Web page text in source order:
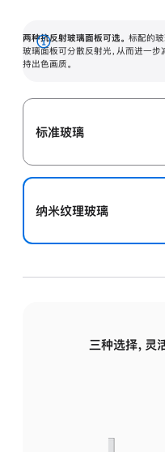
两种抗反射玻璃面板可选。 标配的玻
玻璃面板可分散反射光，从而进一
持出色画质。
展
开
标准玻璃
纳米纹理玻璃
三种选择，灵